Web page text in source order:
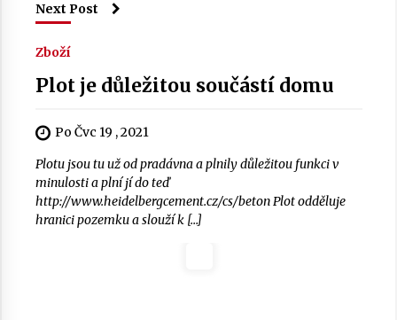
Next Post
Zboží
Plot je důležitou součástí domu
Po Čvc 19 , 2021
Plotu jsou tu už od pradávna a plnily důležitou funkci v
minulosti a plní jí do teď
http://www.heidelbergcement.cz/cs/beton Plot odděluje
hranici pozemku a slouží k […]